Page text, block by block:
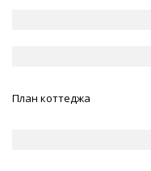
План коттеджа